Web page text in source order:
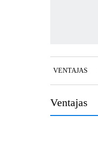
VENTAJAS
Ventajas